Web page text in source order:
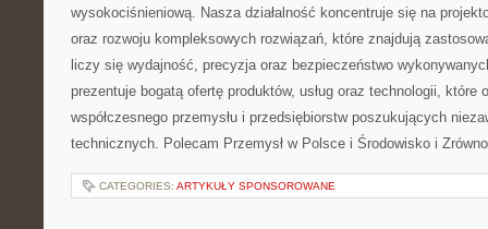
wysokociśnieniową. Nasza działalność koncentruje się na
oraz rozwoju kompleksowych rozwiązań, które znajdują
liczy się wydajność, precyzja oraz bezpieczeństwo
prezentuje bogatą ofertę produktów, usług oraz technologii, które
współczesnego przemysłu i przedsiębiorstw poszukujących
technicznych. Polecam Przemysł w Polsce i Środowisko i
CATEGORIES: ARTYKUŁY SPONSOROWANE